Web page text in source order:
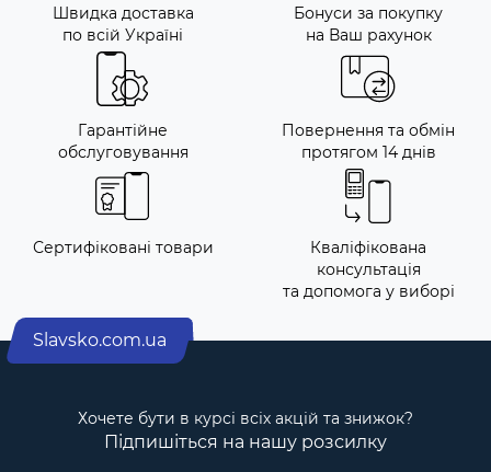
Швидка доставка
по всій Україні
Бонуси за покупку
на Ваш рахунок
Гарантійне
обслуговування
Повернення та обмін
протягом 14 днів
Сертифіковані товари
Кваліфікована
консультація
та допомога у виборі
Slavsko.com.ua
Хочете бути в курсі всіх акцій та знижок?
Підпишіться на нашу розсилку